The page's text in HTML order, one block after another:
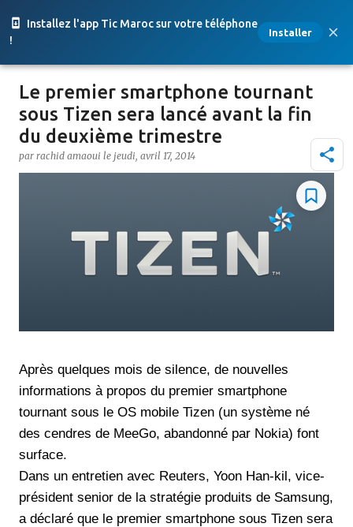
Installez l'app Tic Maroc sur votre téléphone
!
Installer
Accéder au contenu principal
Le premier smartphone tournant
sous Tizen sera lancé avant la fin
du deuxième trimestre
par rachid amaoui le jeudi, avril 17, 2014
Après quelques mois de silence, de nouvelles
informations à propos du premier smartphone
tournant sous le OS mobile Tizen (un système né
des cendres de MeeGo, abandonné par Nokia) font
surface.
Dans un entretien avec Reuters, Yoon Han-kil, vice-
président senior de la stratégie produits de Samsung,
a déclaré que le premier smartphone sous Tizen sera